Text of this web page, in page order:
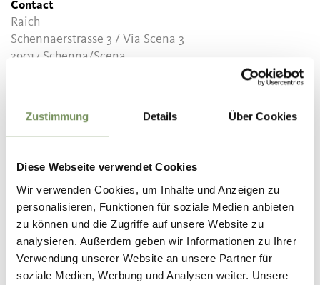
Zustimmung Details Über Cookies
Diese Webseite verwendet Cookies
Wir verwenden Cookies, um Inhalte und Anzeigen zu
personalisieren, Funktionen für soziale Medien anbieten
zu können und die Zugriffe auf unsere Website zu
analysieren. Außerdem geben wir Informationen zu Ihrer
Verwendung unserer Website an unsere Partner für
soziale Medien, Werbung und Analysen weiter. Unsere
Contact
Raich
Schennaerstrasse 3 / Via Scena 3
39017 Schenna/Scena
+39 0473 943040
DID YOU FIND THIS CONTENT HELPFUL?
YES NO